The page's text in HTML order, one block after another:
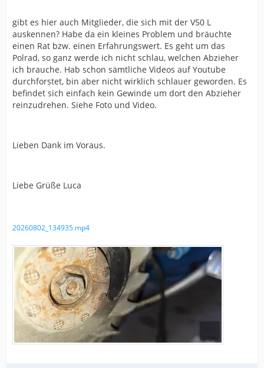
gibt es hier auch Mitglieder, die sich mit der V50 L
auskennen? Habe da ein kleines Problem und bräuchte
einen Rat bzw. einen Erfahrungswert. Es geht um das
Polrad, so ganz werde ich nicht schlau, welchen Abzieher
ich brauche. Hab schon sämtliche Videos auf Youtube
durchforstet, bin aber nicht wirklich schlauer geworden. Es
befindet sich einfach kein Gewinde um dort den Abzieher
reinzudrehen. Siehe Foto und Video.
Lieben Dank im Voraus.
Liebe Grüße Luca
20260802_134935.mp4